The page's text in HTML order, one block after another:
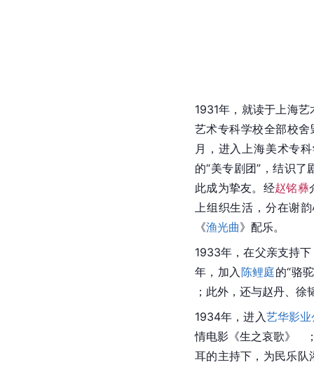
1931年，就读于上海
艺术专科学校全部校
月，进入 上海美术专
的“美专剧团”，结识
此成为挚友。经赵铭彝
上组织生活，分在谢
《渔光曲》配乐。
1933年，在父亲支持
年，加入 陈鲤庭的“骆
；此外，还与赵丹
徐
1934年，进入艺华影
情电影《生之哀歌》
耳的主持下，为民乐队